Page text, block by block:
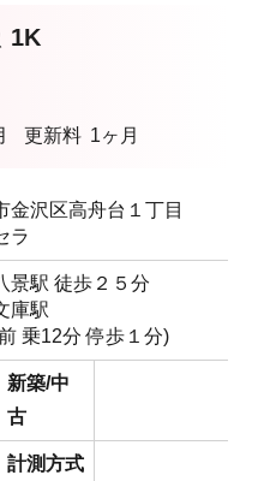
1K
更新料 1ヶ月
金沢区高舟台１丁目
ラ
景駅 徒歩２５分
庫駅
乗12分 停歩１分)
新築/中
古
計測方式